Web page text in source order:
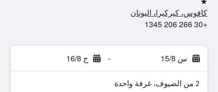
نجمة واحدة
كافوس، كيركيرا، اليونان
+30 266 206 1345
س 15/8 - ح 16/8
2 من الضيوف، غرفة واحدة